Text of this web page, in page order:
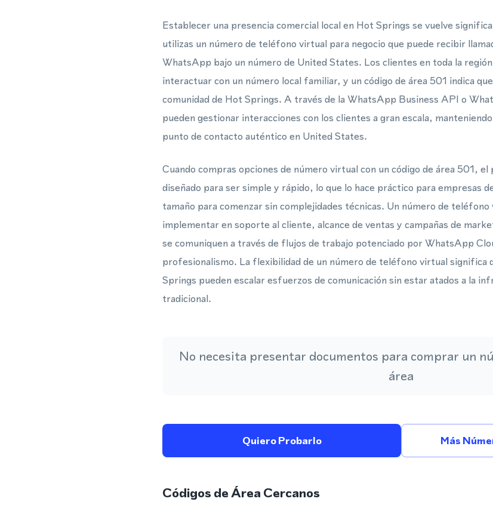
Establecer una presencia comercial local en Hot Springs se vuelve
utilizas un número de teléfono virtual para negocio que puede recibir
WhatsApp bajo un número de United States. Los clientes en toda la
interactuar con un número local familiar, y un código de área 501 indica
comunidad de Hot Springs. A través de la WhatsApp Business API o
pueden gestionar interacciones con los clientes a gran escala,
punto de contacto auténtico en United States.
Cuando compras opciones de número virtual con un código de área 501,
diseñado para ser simple y rápido, lo que lo hace práctico para empresas
tamaño para comenzar sin complejidades técnicas. Un número de
implementar en soporte al cliente, alcance de ventas y campañas de
se comuniquen a través de flujos de trabajo potenciado por WhatsApp
profesionalismo. La flexibilidad de un número de teléfono virtual significa
Springs pueden escalar esfuerzos de comunicación sin estar atados a la
tradicional.
No necesita presentar documentos para comprar un
área
Quiero Probarlo Más
Códigos de Área Cercanos